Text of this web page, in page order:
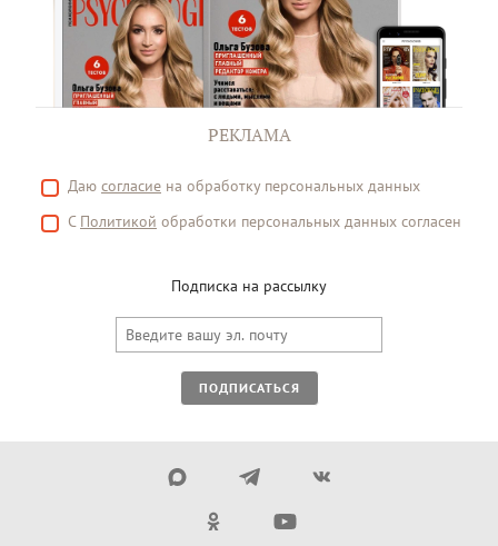
РЕКЛАМА
Даю согласие на обработку персональных данных
С Политикой обработки персональных данных согласен
Подписка на рассылку
ПОДПИСАТЬСЯ